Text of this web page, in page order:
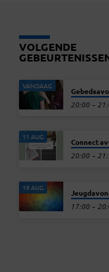
VOLGENDE
VANDAAG
20:00 –
11 AUG Connect
20:00 –
19 AUG
17:00 –